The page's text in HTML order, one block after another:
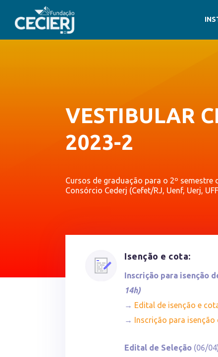
VESTIBULAR
2023-2
Cursos de graduação para o 2º
Consórcio Cederj (Cefet/RJ, Uenf, Uerj,
Isenção e cota:
Inscrição para isenção
14h)
→ Edital de isenção e
→ Inscrição para
Edital de Seleção (06/